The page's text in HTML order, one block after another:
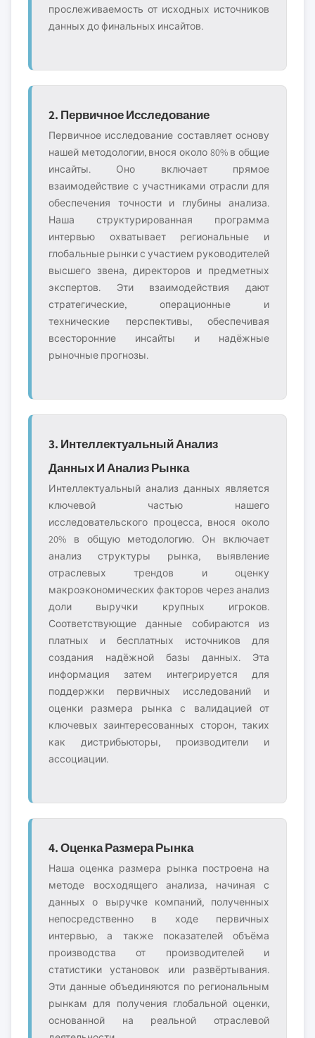
прослеживаемость от исходных источников
данных до финальных инсайтов.
2. Первичное Исследование
Первичное исследование составляет основу
нашей методологии, внося около 80% в общие
инсайты. Оно включает прямое
взаимодействие с участниками отрасли для
обеспечения точности и глубины анализа.
Наша структурированная программа
интервью охватывает региональные и
глобальные рынки с участием руководителей
высшего звена, директоров и предметных
экспертов. Эти взаимодействия дают
стратегические, операционные и
технические перспективы, обеспечивая
всесторонние инсайты и надёжные
рыночные прогнозы.
3. Интеллектуальный Анализ
Данных И Анализ Рынка
Интеллектуальный анализ данных является
ключевой частью нашего
исследовательского процесса, внося около
20% в общую методологию. Он включает
анализ структуры рынка, выявление
отраслевых трендов и оценку
макроэкономических факторов через анализ
доли выручки крупных игроков.
Соответствующие данные собираются из
платных и бесплатных источников для
создания надёжной базы данных. Эта
информация затем интегрируется для
поддержки первичных исследований и
оценки размера рынка с валидацией от
ключевых заинтересованных сторон, таких
как дистрибьюторы, производители и
ассоциации.
4. Оценка Размера Рынка
Наша оценка размера рынка построена на
методе восходящего анализа, начиная с
данных о выручке компаний, полученных
непосредственно в ходе первичных
интервью, а также показателей объёма
производства от производителей и
статистики установок или развёртывания.
Эти данные объединяются по региональным
рынкам для получения глобальной оценки,
основанной на реальной отраслевой